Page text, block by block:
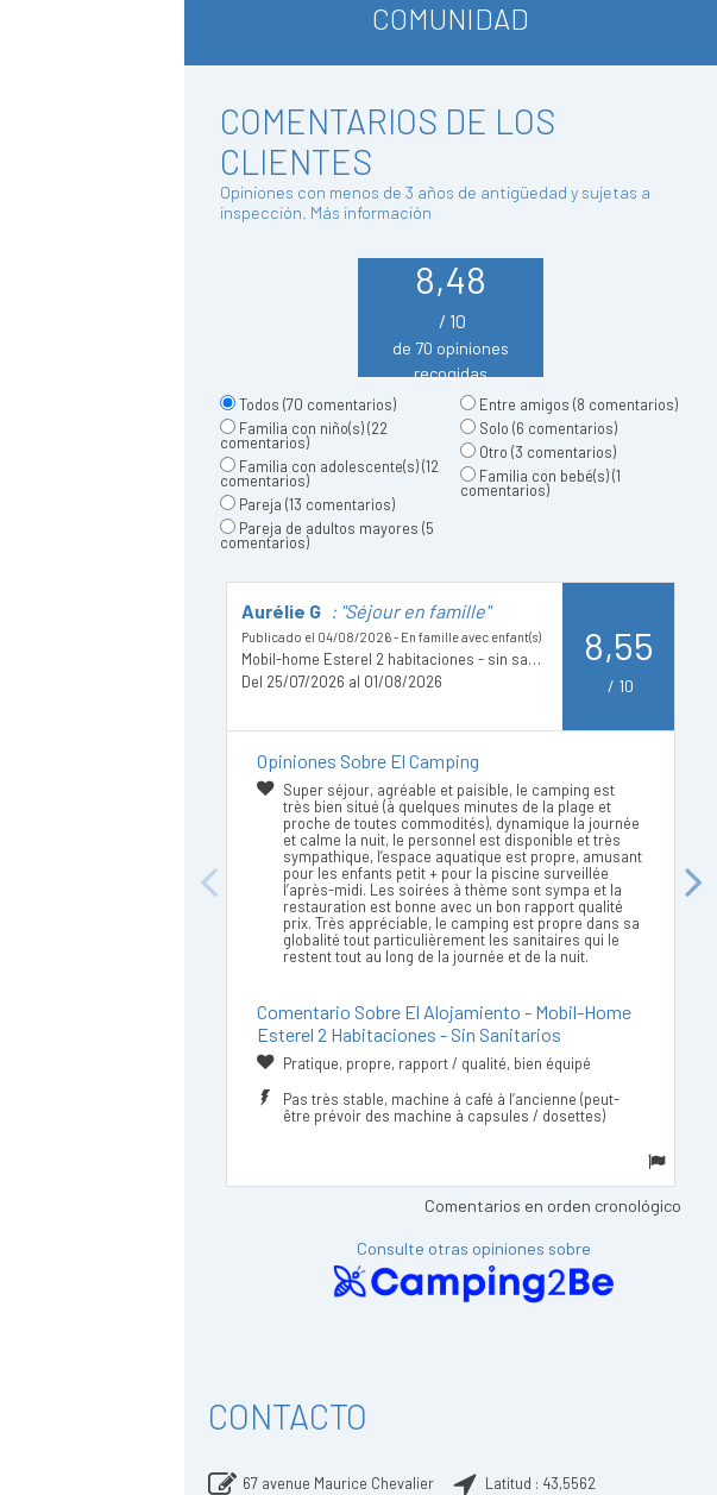
COMUNIDAD
COMENTARIOS DE LOS
CLIENTES
Opiniones con menos de 3 años de antigüedad y sujetas a
inspección. Más información
8,48
/ 10
de 70 opiniones
recogidas
Todos (70 comentarios)
Familia con niño(s)(22
comentarios)
Familia con adolescente(s)(12
comentarios)
Pareja (13 comentarios)
Pareja de adultos mayores (5
comentarios)
Entre amigos (8 comentarios)
Solo (6 comentarios)
Otro (3 comentarios)
Familia con bebé(s)(1
comentarios)
Previous
Aurélie G : "Séjour en famille"
Publicado el 04/08/2026 - En famille avec enfant(s)
Mobil-home Esterel 2 habitaciones - sin sanitarios
Del 25/07/2026 al 01/08/2026
8,55
/ 10
Opiniones Sobre El Camping
Super séjour, agréable et paisible, le camping est
très bien situé (à quelques minutes de la plage et
proche de toutes commodités), dynamique la journée
et calme la nuit, le personnel est disponible et très
sympathique, l’espace aquatique est propre, amusant
pour les enfants petit + pour la piscine surveillée
l’après-midi. Les soirées à thème sont sympa et la
restauration est bonne avec un bon rapport qualité
prix. Très appréciable, le camping est propre dans sa
globalité tout particulièrement les sanitaires qui le
restent tout au long de la journée et de la nuit.
Comentario Sobre El Alojamiento - Mobil-Home
Esterel 2 Habitaciones - Sin Sanitarios
Pratique, propre, rapport / qualité, bien équipé
Pas très stable, machine à café à l’ancienne (peut-
être prévoir des machine à capsules / dosettes)
Next
Comentarios en orden cronológico
Consulte otras opiniones sobre
CONTACTO
67 avenue Maurice Chevalier Latitud : 43,5562